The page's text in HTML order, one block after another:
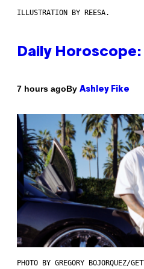
ILLUSTRATION BY REESA.
Daily
7 hours agoBy Ashley Fike
PHOTO BY GREGORY BOJORQUEZ/